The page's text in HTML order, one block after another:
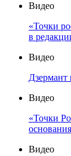
Видео
«Точки
в
Видео
Дзермант
Видео
«Точки
Видео